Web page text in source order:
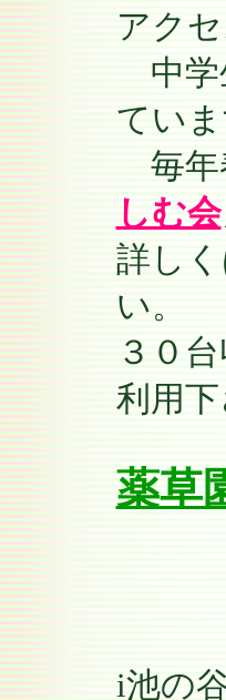
アク
中学
ていま
毎年
しむ会
詳し
い。
３０
利用下
薬草
i池の